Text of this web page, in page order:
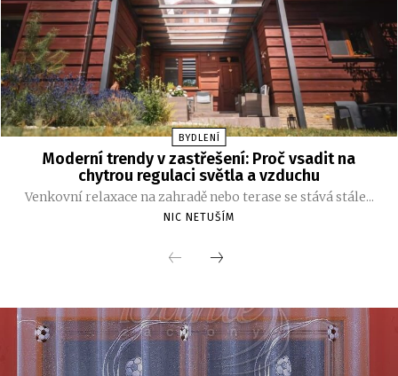
BYDLENÍ
Moderní trendy v zastřešení: Proč vsadit na
chytrou regulaci světla a vzduchu
Venkovní relaxace na zahradě nebo terase se stává stále...
NIC NETUŠÍM